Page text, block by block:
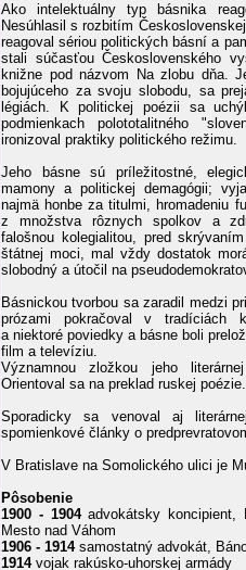
Ako intelektuálny typ básnika
Nesúhlasil s rozbitím
reagoval sériou politických básní a
stali súčasťou Československého
knižne pod názvom Na zlobu dňa.
bojujúceho za svoju slobodu, sa
légiách. K politickej poézii sa
podmienkach polototalitného
ironizoval praktiky politického režimu.
Jeho básne sú príležitostné,
mamony a politickej demagógii;
najmä honbe za titulmi, hromadeniu
z množstva rôznych spolkov a
falošnou kolegialitou, pred
štátnej moci, mal vždy dostatok
slobodný a útočil na
Básnickou tvorbou sa zaradil medzi
prózami pokračoval v tradíciách
a niektoré poviedky a básne boli
film a televíziu.
Významnou zložkou jeho
Orientoval sa na preklad ruskej poézie.
Sporadicky sa venoval aj
spomienkové články o
V Bratislave na Somolického ulici je
Pôsobenie
1900 - 1904advokátsky koncipient,
Mesto nad Váhom
1906 - 1914samostatný advokát,
1914vojak rakúsko-uhorskej armády